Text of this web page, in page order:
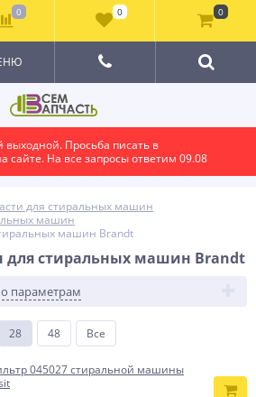
выходной. Просьба писать в
сайте. На все запросы ответим 09.08
для стиральных машин
машин
машин Brandt
стиральных машин Brandt
параметрам
28 48 Все
045027 стиральной машины
0 0 0